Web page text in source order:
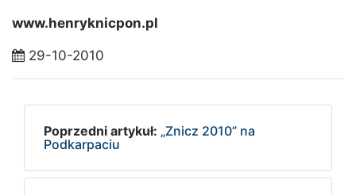
www.henryknicpon.pl
29-10-2010
Poprzedni artykuł: „Znicz 2010” na
Podkarpaciu